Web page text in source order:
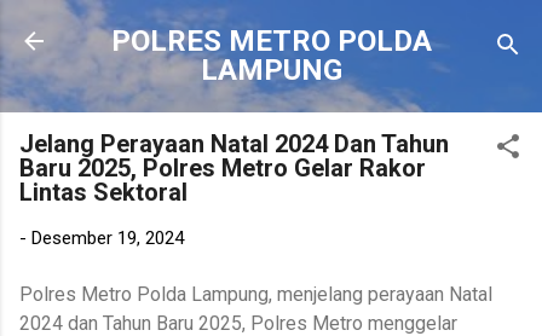
Langsung ke konten utama
POLRES METRO POLDA
LAMPUNG
Jelang Perayaan Natal 2024 Dan Tahun
Baru 2025, Polres Metro Gelar Rakor
Lintas Sektoral
- Desember 19, 2024
Polres Metro Polda Lampung, menjelang perayaan Natal
2024 dan Tahun Baru 2025, Polres Metro menggelar